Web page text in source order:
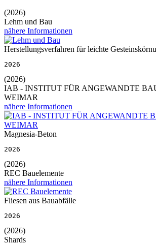
(2026)
Lehm und Bau
nähere Informationen
Herstellungsverfahren für leichte
2026
(2026)
IAB - INSTITUT FÜR ANGEWANDTE
WEIMAR
nähere Informationen
Magnesia-Beton
2026
(2026)
REC Bauelemente
nähere Informationen
Fliesen aus Bauabfälle
2026
(2026)
Shards